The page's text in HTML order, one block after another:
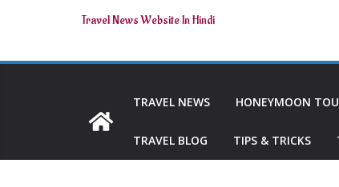
Travel News Website In Hindi
TRAVEL NEWS HONEYMOON
TRAVEL BLOG TIPS & TRICKS